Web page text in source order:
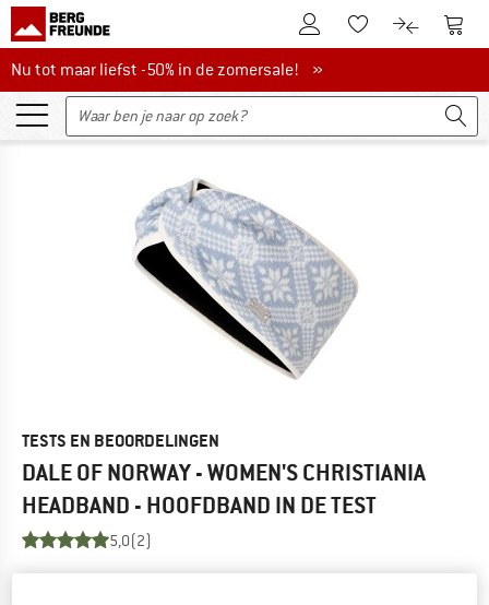
De klantenaccount
Naar deNaar de
Nu tot maar liefst -50% in de zomersale!
Nu tot maar liefst -50% in de zomersale! »
TESTS EN BEOORDELINGEN
DALE OF NORWAY - WOMEN'S CHRISTIANIA
HEADBAND - HOOFDBAND IN DE TEST
5,0(2)